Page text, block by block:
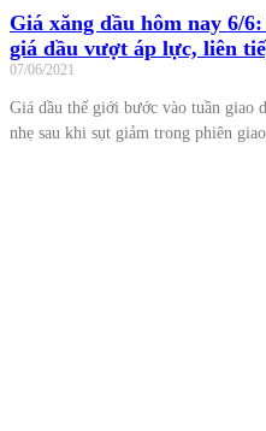
Giá xăng dầu hôm nay 6/
giá dầu vượt áp lực, liên
07/06/2021
Giá dầu thế giới bước vào tuần giao
nhẹ sau khi sụt giảm trong phiên